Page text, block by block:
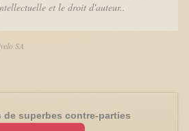
et le droit d'auteur..
SA
de superbes contre-parties